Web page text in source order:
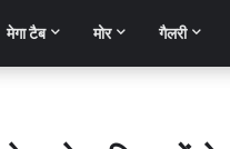
मेगा टैब मोर गैलरी